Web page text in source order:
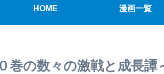
HOME 漫画一覧
巻の数々の激戦と成長